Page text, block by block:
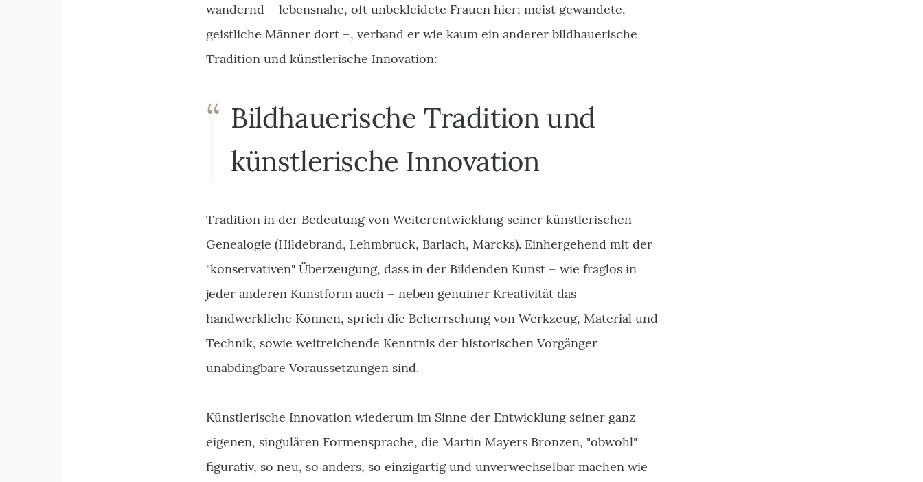
wandernd – lebensnahe, oft unbekleidete Frauen hier; meist gewandete,
geistliche Männer dort –, verband er wie kaum ein anderer bildhauerische
Tradition und künstlerische Innovation:
Bildhauerische Tradition und
künstlerische Innovation
Tradition in der Bedeutung von Weiterentwicklung seiner künstlerischen
Genealogie (Hildebrand, Lehmbruck, Barlach, Marcks). Einhergehend mit der
"konservativen" Überzeugung, dass in der Bildenden Kunst – wie fraglos in
jeder anderen Kunstform auch – neben genuiner Kreativität das
handwerkliche Können, sprich die Beherrschung von Werkzeug, Material und
Technik, sowie weitreichende Kenntnis der historischen Vorgänger
unabdingbare Voraussetzungen sind.
Künstlerische Innovation wiederum im Sinne der Entwicklung seiner ganz
eigenen, singulären Formensprache, die Martin Mayers Bronzen, "obwohl"
figurativ, so neu, so anders, so einzigartig und unverwechselbar machen wie